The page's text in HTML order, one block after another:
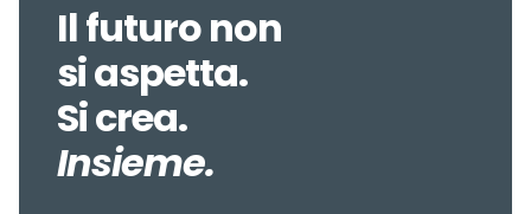
Il futuro non
si aspetta.
Si crea.
Insieme.